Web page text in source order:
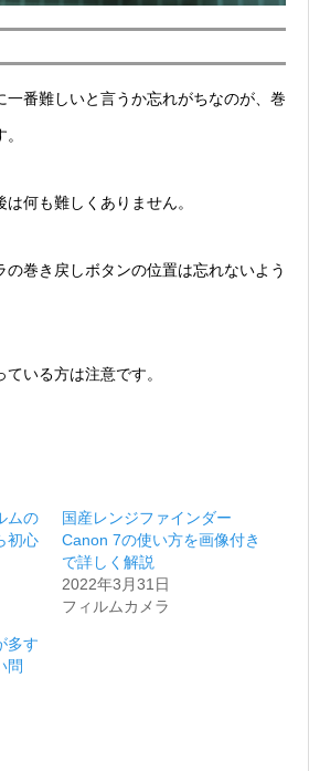
一番難しいと言うか忘れがちなのが、巻
何も難しくありません。
の巻き戻しボタンの位置は忘れないよう
いる方は注意です。
ムの
初心
国産レンジファインダー
Canon 7の使い方を画像付き
で詳しく解説
2022年3月31日
フィルムカメラ
多す
問